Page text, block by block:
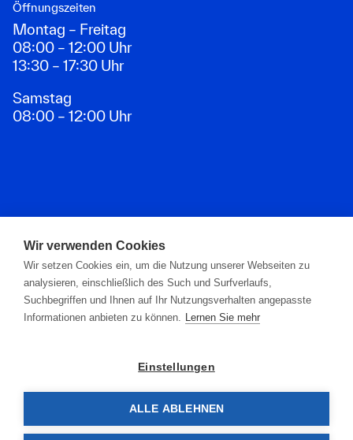
Öffnungszeiten
Montag – Freitag
08:00 – 12:00 Uhr
13:30 – 17:30 Uhr
Samstag
08:00 – 12:00 Uhr
Zahlungsarten
© 2026 G. Ascherl GmbH
Wir verwenden Cookies
Wir setzen Cookies ein, um die Nutzung unserer Webseiten zu
analysieren, einschließlich des Such und Surfverlaufs,
Suchbegriffen und Ihnen auf Ihr Nutzungsverhalten angepasste
Informationen anbieten zu können. Lernen Sie mehr
Einstellungen
ALLE ABLEHNEN